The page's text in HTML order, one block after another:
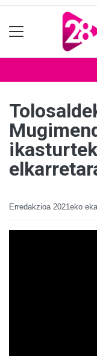
Erredakzioa 2021eko